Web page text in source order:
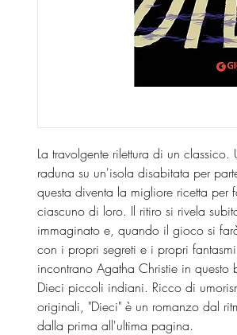
La travolgente rilettura di un
raduna su un'isola disabitata per
questa diventa la migliore ricetta per
ciascuno di loro. Il ritiro si rivela
immaginato e, quando il gioco si
con i propri segreti e i propri
incontrano Agatha Christie in
Dieci piccoli indiani. Ricco di
originali, "Dieci" è un romanzo dal
dalla prima all'ultima pagina.